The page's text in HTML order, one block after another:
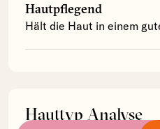
Hautpflegend
Hält die Haut in einem
Hauttyp Analyse